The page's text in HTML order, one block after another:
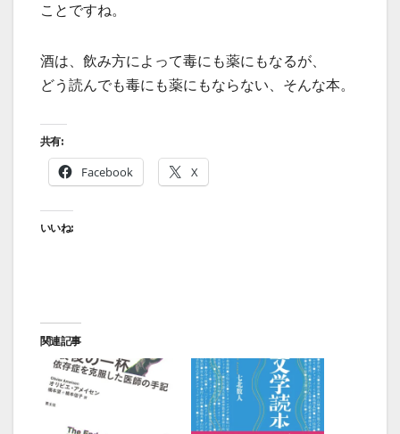
ことですね。
酒は、飲み方によって毒にも薬にもなるが、
どう読んでも毒にも薬にもならない、そんな本。
共有:
Facebook X
いいね:
関連記事